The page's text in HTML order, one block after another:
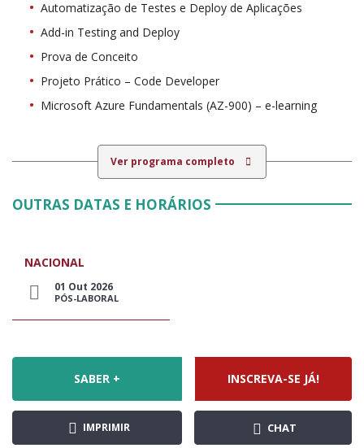
Automatização de Testes e Deploy de Aplicações
Add-in Testing and Deploy
Prova de Conceito
Projeto Prático – Code Developer
Microsoft Azure Fundamentals (AZ-900) – e-learning
Ver programa completo
OUTRAS DATAS E HORÁRIOS
NACIONAL
01 Out 2026
PÓS-LABORAL
SABER + INSCREVA-SE JÁ!
IMPRIMIR CHAT